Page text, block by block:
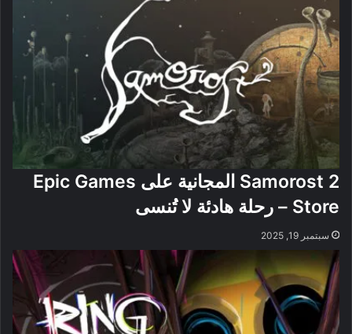
Samorost 2 المجانية على Epic Games
Store – رحلة هادئة لا تُنسى
سبتمبر 19, 2025